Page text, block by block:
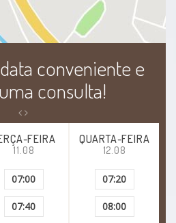
infantil
conveniente e
consulta!
FEIRA
11.08
07:00
07:40
QUARTA-FEIRA
12.08
07:20
08:00